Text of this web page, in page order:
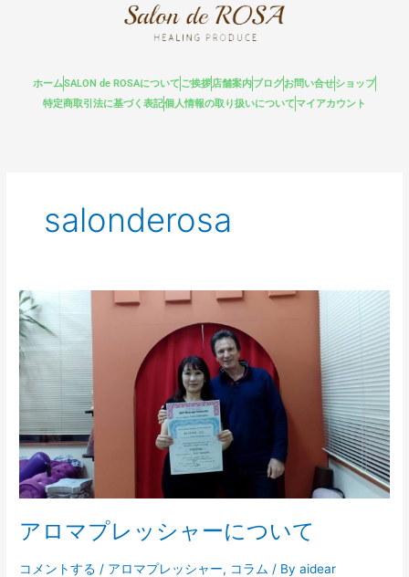
ホームSALON de ROSAについて ご挨拶店舗案内ブログお問い合せショップ
特定商取引法に基づく表記個人情報の取り扱いについてマイアカウント
salonderosa
アロマプレッシャーについて
コメントする / アロマプレッシャー, コラム / Byaidear
ア
ロ
マ
プ
レ
ッ
シ
ャ
ー
に
つ
い
て